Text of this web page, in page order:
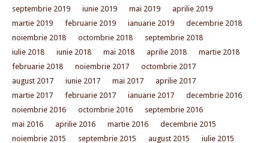
septembrie 2019
iunie 2019 mai 2019
aprilie 2019
martie 2019
februarie 2019 ianuarie 2019
decembrie 2018
noiembrie 2018
octombrie 2018
septembrie 2018
iulie 2018
iunie 2018 mai 2018 aprilie 2018
martie 2018
februarie 2018
noiembrie 2017
octombrie 2017
august 2017
iunie 2017 mai 2017
aprilie 2017
martie 2017
februarie 2017 ianuarie 2017
decembrie 2016
noiembrie 2016
octombrie 2016
septembrie 2016
mai 2016
aprilie 2016 martie 2016
decembrie 2015
noiembrie 2015
septembrie 2015 august 2015
iulie 2015